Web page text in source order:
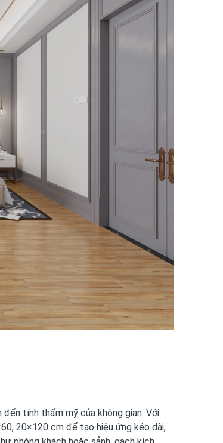
tính thẩm mỹ của không gian. Với
20×120 cm để tạo hiệu ứng kéo dài,